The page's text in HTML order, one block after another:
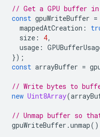
// Get a GPU buffer
const gpuWriteBuffer =
mappedAtCreation :
size : 4,
usage :
});
const arrayBuffer =
// Write bytes to
new Uint8Array(
// Unmap buffer so
gpuWriteBuffer .unmap